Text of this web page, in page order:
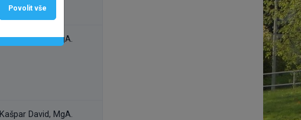
Kašpar David, MgA.
Kašpar David, MgA.
Povolit vše